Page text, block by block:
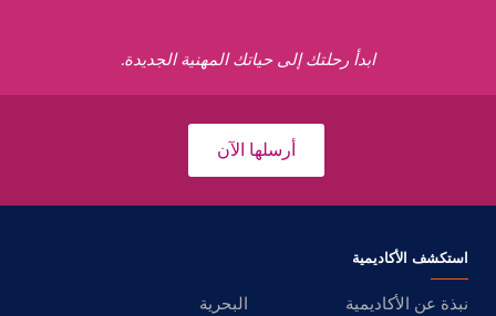
ابدأ رحلتك إلى حياتك المهنية الجديدة.
أرسلها الآن
استكشف الأكاديمية
نبذة عن الأكاديمية
البحرية